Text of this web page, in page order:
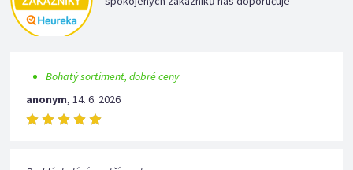
Bohatý sortiment, dobré ceny
anonym,14. 6. 2026